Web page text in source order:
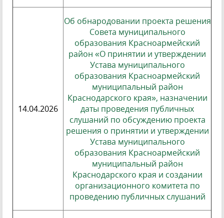
14.04.2026
Об обнародовании проекта решения
Совета муниципального
образования Красноармейский
район «О принятии и утверждении
Устава муниципального
образования Красноармейский
муниципальный район
Краснодарского края», назначении
даты проведения публичных
слушаний по обсуждению проекта
решения о принятии и утверждении
Устава муниципального
образования Красноармейский
муниципальный район
Краснодарского края и создании
организационного комитета по
проведению публичных слушаний